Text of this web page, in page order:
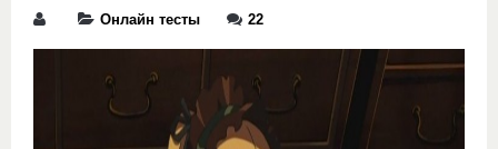
Онлайн тесты 22